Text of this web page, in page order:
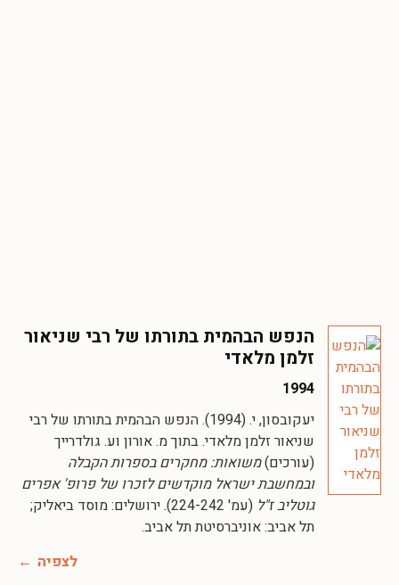
הנפש הבהמית בתורתו של רבי שניאור
זלמן מלאדי
1994
יעקובסון, י. (1994). הנפש הבהמית בתורתו של רבי
שניאור זלמן מלאדי. בתוך מ. אורון וע. גולדרייך
(עורכים)משואות: מחקרים בספרות הקבלה
ובמחשבת ישראל מוקדשים לזכרו של פרופ' אפרים
גוטליב ז"ל
(עמ' 224-242). ירושלים: מוסד ביאליק;
תל אביב: אוניברסיטת תל אביב.
לצפיה